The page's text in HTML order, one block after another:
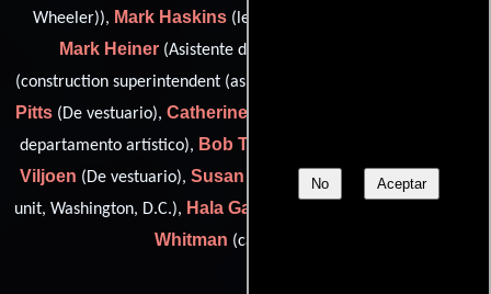
No Aceptar
Wheeler)), Mark Haskins(leadman (as Mark A. Haskins)),
Mark Heiner (Asistente de utilería),
(construction superintendent (as John C. Kersey Jr.)),
Pitts(De vestuario), Catherine Schlesinger
departamento artístico), Bob Trojan
Viljoen (De vestuario), Susan Weiss (props assistant: second
unit, Washington, D.C.), Hala Gabriel
Whitman (carpenter (u))